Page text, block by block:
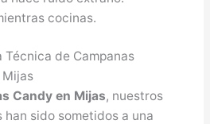
cocinas.
de Campanas
Candy en Mijas, nuestros
sido sometidos a una